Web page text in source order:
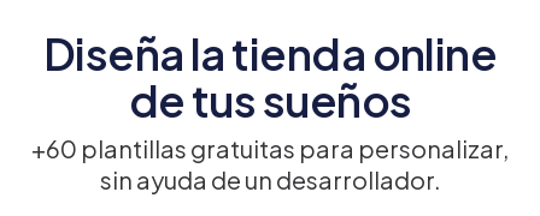
Diseña la tienda online
de tus sueños
+60 plantillas gratuitas para personalizar,
sin ayuda de un desarrollador.